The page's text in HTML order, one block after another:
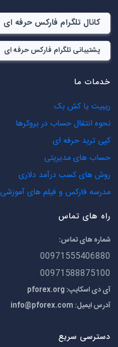
کانال تلگرام فارکس حرفه ای
پشتیبانی تلگرام فارکس حرفه ای
خدمات ما
ریبیت یا کش بک
نحوه انتقال حساب در بروکرها
کپی ترید حرفه ای
حساب های مدیریتی
روش های کسب درآمد دلاری
مدرسه فارکس و فیلم های آموزشی
راه های تماس
شماره های تماس:
00971555406880
00971588875100
آی دی اسکایپ: pforex.org
آدرس ایمیل: info@pforex.com
دسترسی سریع